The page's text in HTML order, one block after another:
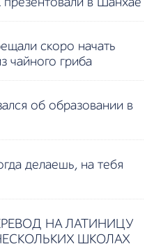
скоро начать
чайного гриба
об образовании в
делаешь, на тебя
НА ЛАТИНИЦУ
ШКОЛАХ